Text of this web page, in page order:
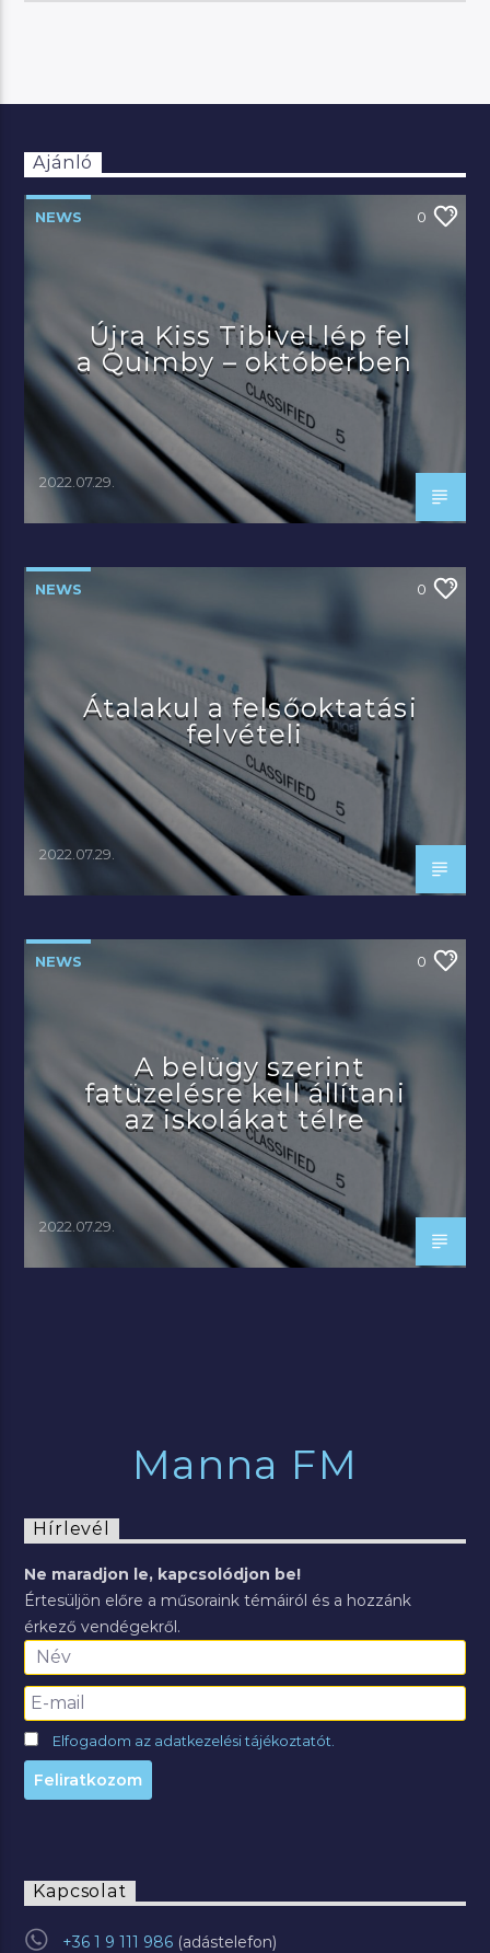
Ajánló
NEWS 0
Újra Kiss Tibivel lép fel
a Quimby – októberben
2022.07.29.
NEWS 0
Átalakul a felsőoktatási
felvételi
2022.07.29.
NEWS 0
A belügy szerint
fatüzelésre kell állítani
az iskolákat télre
2022.07.29.
Manna FM
Hírlevél
Ne maradjon le, kapcsolódjon be!
Értesüljön előre a műsoraink témáiról és a hozzánk
érkező vendégekről.
Elfogadom az adatkezelési tájékoztatót.
Kapcsolat
+36 1 9 111 986